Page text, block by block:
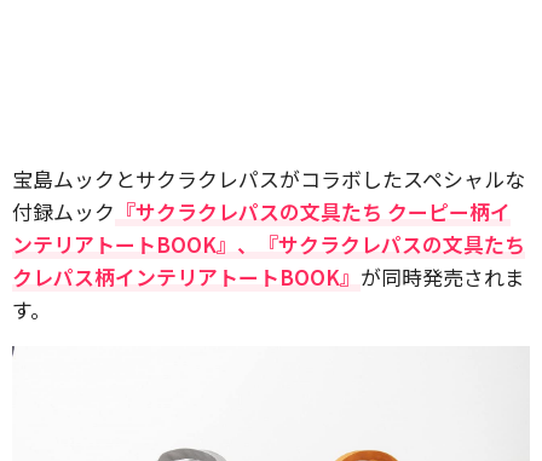
宝島ムックとサクラクレパスがコラボしたスペシャルな
付録ムック 『サクラクレパスの文具たち クーピー柄イ
ンテリアトートBOOK』、『サクラクレパスの文具たち
クレパス柄インテリアトートBOOK』 が同時発売されま
す。